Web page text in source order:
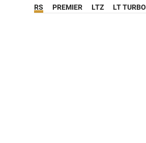
RS PREMIER LTZ LT TURBO